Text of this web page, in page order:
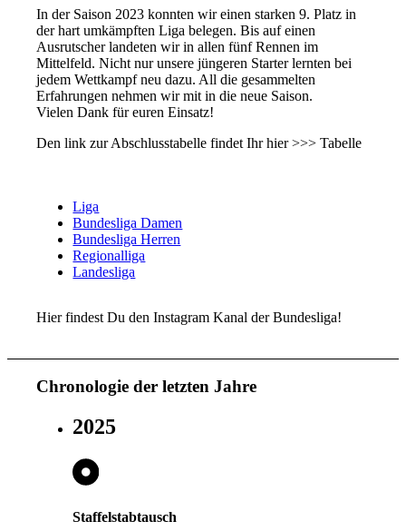
In der Saison 2023 konnten wir einen starken 9. Platz in
der hart umkämpften Liga belegen. Bis auf einen
Ausrutscher landeten wir in allen fünf Rennen im
Mittelfeld. Nicht nur unsere jüngeren Starter lernten bei
jedem Wettkampf neu dazu. All die gesammelten
Erfahrungen nehmen wir mit in die neue Saison.
Vielen Dank für euren Einsatz!
Den link zur Abschlusstabelle findet Ihr hier >>> Tabelle
Liga
Bundesliga Damen
Bundesliga Herren
Regionalliga
Landesliga
Hier findest Du den Instagram Kanal der Bundesliga!
Chronologie der letzten Jahre
2025
Staffelstabtausch